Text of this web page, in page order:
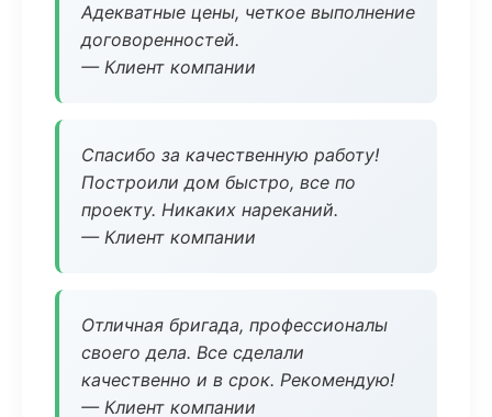
Адекватные цены, четкое выполнение
договоренностей.
— Клиент компании
Спасибо за качественную работу!
Построили дом быстро, все по
проекту. Никаких нареканий.
— Клиент компании
Отличная бригада, профессионалы
своего дела. Все сделали
качественно и в срок. Рекомендую!
— Клиент компании